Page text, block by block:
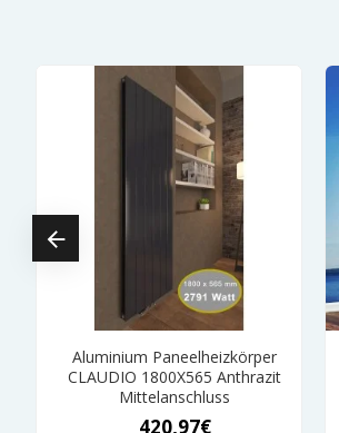
Aluminium Paneelheizkörper
CLAUDIO 1800X565 Anthrazit
Mittelanschluss
420,97€